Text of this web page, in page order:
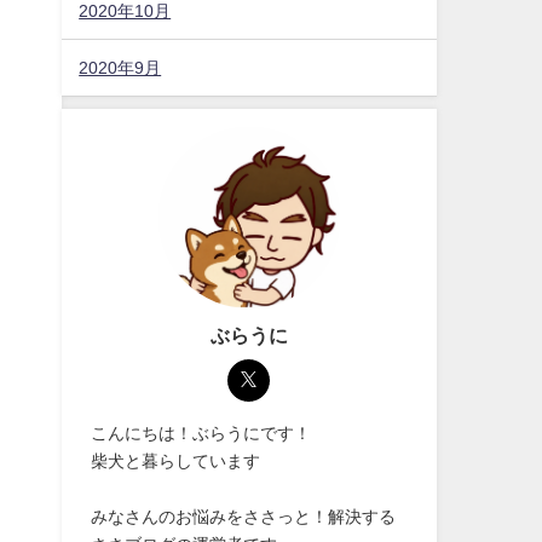
2020年10月
2020年9月
ぶらうに
こんにちは！ぶらうにです！
柴犬と暮らしています
みなさんのお悩みをささっと！解決する